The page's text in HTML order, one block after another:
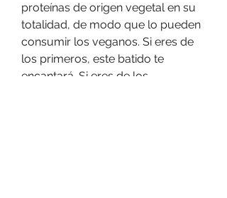
proteínas de origen vegetal en su
totalidad, de modo que lo pueden
consumir los veganos. Si eres de
los primeros, este batido te
encantará. Si eres de los